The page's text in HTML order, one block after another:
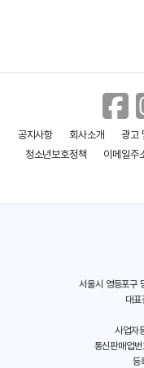
공지사항 회사소개 광고
청소년보호정책
이메일주
서울시 영등포구
대
사업
통신판매업
등